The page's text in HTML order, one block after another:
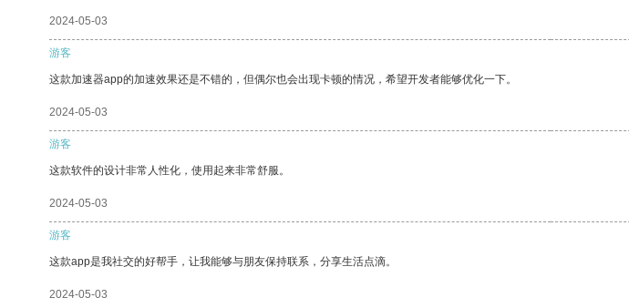
2024-05-03
游客
这款加速器app的加速效果还是不错的，但偶尔也会出现卡顿的情况，希望开发者能够优化一下。
2024-05-03
游客
这款软件的设计非常人性化，使用起来非常舒服。
2024-05-03
游客
这款app是我社交的好帮手，让我能够与朋友保持联系，分享生活点滴。
2024-05-03